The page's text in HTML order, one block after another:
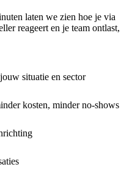
laten we zien hoe je via
reageert en je team ontlast,
situatie en sector
kosten, minder no-shows